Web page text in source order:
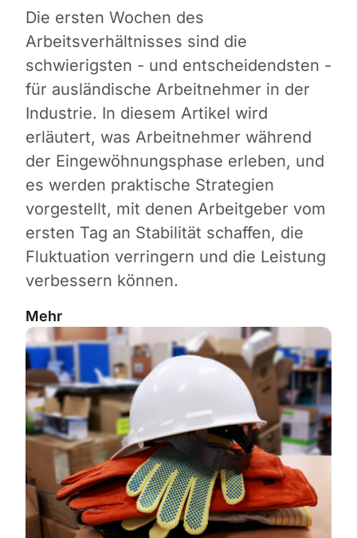
Die ersten Wochen des
Arbeitsverhältnisses sind die
schwierigsten - und entscheidendsten -
für ausländische Arbeitnehmer in der
Industrie. In diesem Artikel wird
erläutert, was Arbeitnehmer während
der Eingewöhnungsphase erleben, und
es werden praktische Strategien
vorgestellt, mit denen Arbeitgeber vom
ersten Tag an Stabilität schaffen, die
Fluktuation verringern und die Leistung
verbessern können.
Mehr